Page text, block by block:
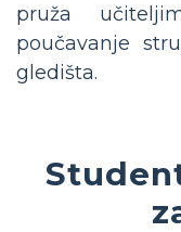
pruža
poučavanje
gledišta.